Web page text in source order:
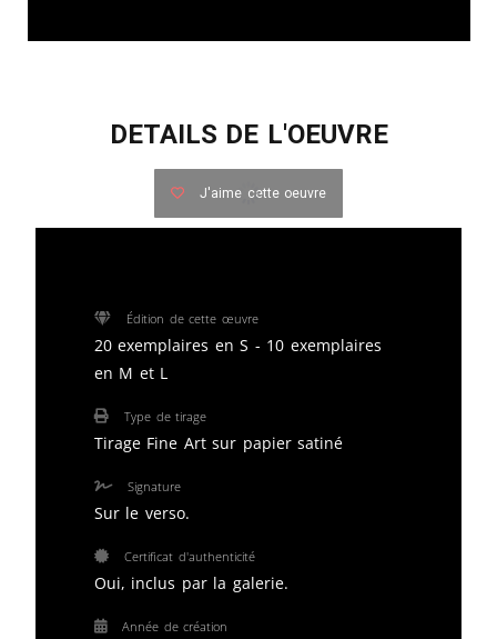
DETAILS DE L'OEUVRE
J'aime cette oeuvre
Édition de cette œuvre
20 exemplaires en S - 10 exemplaires
en M et L
Type de tirage
Tirage Fine Art sur papier satiné
Signature
Sur le verso.
Certificat d'authenticité
Oui, inclus par la galerie.
Année de création